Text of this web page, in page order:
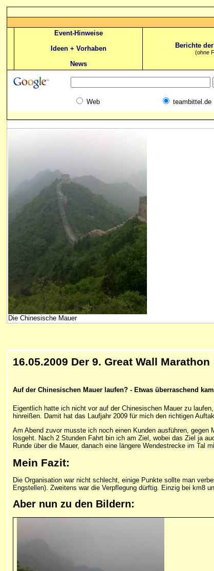
Event-Hinweise
Ideen + Vorhaben
News
Berichte
(ohne
Web teambittel.de
Die Chinesische Mauer
16.05.2009 Der 9. Great Wall
Auf der Chinesischen Mauer laufen? - Etwas überraschend
Eigentlich hatte ich nicht vor auf der Chinesischen Mauer zu
hinreißen. Damit hat das Laufjahr 2009 für mich den richtigen
Am Abend zuvor musste ich noch einen Kunden ausführen,
losgeht. Nach 2 Stunden Fahrt bin ich am Ziel, wobei das Ziel ja
Runde über die Mauer, danach eine längere Wendestrecke im Tal
Mein Fazit:
Die Organisation war nicht schlecht, einige Punkte sollte man
Engstellen). Zweitens war die Verpflegung dürftig. Einzig bei km8
Aber nun zu den Bildern: